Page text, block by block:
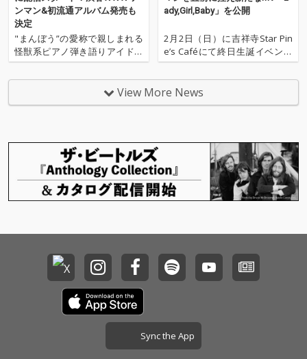
語りで演奏したものに
矢舟テツローがアレン
ジを施しました。一途
で情熱的な作品になっ
ています。
ンマン&初流通アルバム発売も
決定
"まんぼう”の愛称で親しまれる
怪獣系ピアノ弾き語りアイドル
シンガー、桐原ユリの新シング
ル『背の高い女の子』『柳沢課
長』が、10月1日より2枚同時に
OTOTOY限定で配信開始され
通信販売されてい
ady,Girl,Baby」を公開
2月2日（日）に吉祥寺Star Pin
e’s Caféにて終日生誕イベント
を控える、“まんぼう”こと桐原
ユリ。 この度、新たなMV「Lad
y,Girl,Baby」が公開された。 本
作、「Lady,Girl,Baby」は、自
View More News
Sync the App